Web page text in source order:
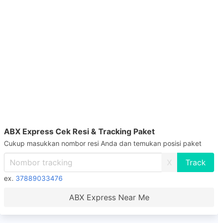
ABX Express Cek Resi & Tracking Paket
Cukup masukkan nombor resi Anda dan temukan posisi paket
X
ex. 37889033476
ABX Express Near Me